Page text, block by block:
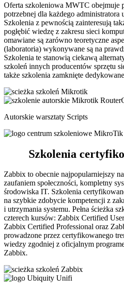
Oferta szkoleniowa MWTC obejmuje
potrzebnej dla każdego administratora
Szkolenia z pewnością zainteresują
pogłębić wiedzę z zakresu sieci
omawiane są zarówno teoretyczne
(laboratoria) wykonywane są na
Szkolenia te stanowią ciekawą
szkoleń innych producentów sprzętu
także szkolenia zamknięte
Autorskie warsztaty Scripts
Szkolenia
Zabbix to obecnie najpopularniejszy
zaufaniem społeczności, kompletny
środowiska IT. Szkolenia
na szybkie zdobycie kompetencji z
i utrzymania systemu. Pełna ścieżka
czterech kursów: Zabbix Certified
Zabbix Certified Professional oraz
prowadzone przez certyfikowanego
wiedzy zgodniej z oficjalnym
Zabbix.